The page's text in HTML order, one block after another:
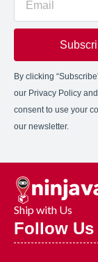
By clicking
our Privacy Policy
consent to use your
our newsletter.
Ship with Us
Follow Us